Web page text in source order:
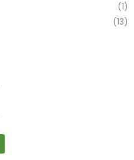
(1)
(13)